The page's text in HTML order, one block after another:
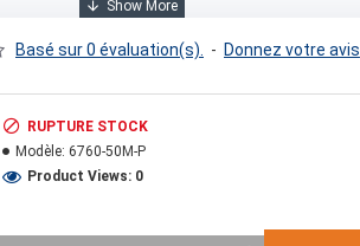
Basé sur 0 évaluation(s). - Donnez votre avis
RUPTURE STOCK
Modèle: 6760-50M-P
Product Views: 0